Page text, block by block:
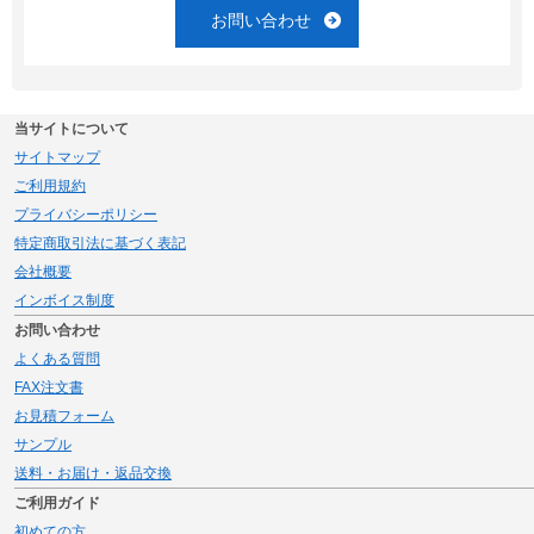
お問い合わせ
当サイトについて
サイトマップ
ご利用規約
プライバシーポリシー
特定商取引法に基づく表記
会社概要
インボイス制度
お問い合わせ
よくある質問
FAX注文書
お見積フォーム
サンプル
送料・お届け・返品交換
ご利用ガイド